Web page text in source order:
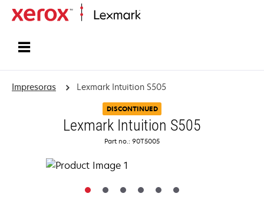
Impresoras Lexmark Intuition S505
DISCONTINUED
Lexmark Intuition S505
Part no.: 90T5005